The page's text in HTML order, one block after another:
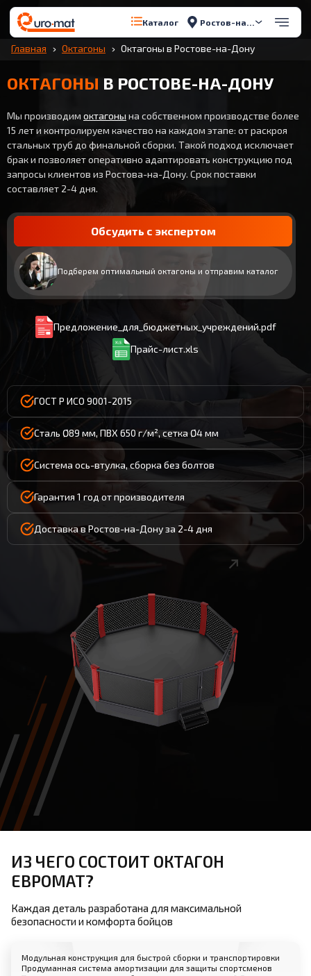
Каталог Ростов-на-Дону
Главная Октагоны Октагоны в Ростове-на-Дону
ОКТАГОНЫ В РОСТОВЕ-НА-ДОНУ
Мы производим октагоны на собственном производстве более
15 лет и контролируем качество на каждом этапе: от раскроя
стальных труб до финальной сборки. Такой подход исключает
брак и позволяет оперативно адаптировать конструкцию под
запросы клиентов из Ростова-на-Дону. Срок поставки
составляет 2-4 дня.
Обсудить с экспертом
Подберем оптимальный октагоны и отправим каталог
Предложение_для_бюджетных_учреждений.pdf
Прайс-лист.xls
ГОСТ Р ИСО 9001-2015
Сталь Ø89 мм, ПВХ 650 г/м², сетка Ø4 мм
Система ось-втулка, сборка без болтов
Гарантия 1 год от производителя
Доставка в Ростов-на-Дону за 2-4 дня
ИЗ ЧЕГО СОСТОИТ ОКТАГОН
ЕВРОМАТ?
Каждая деталь разработана для максимальной
безопасности и комфорта бойцов
Модульная конструкция для быстрой сборки и транспортировки
Продуманная система амортизации для защиты спортсменов